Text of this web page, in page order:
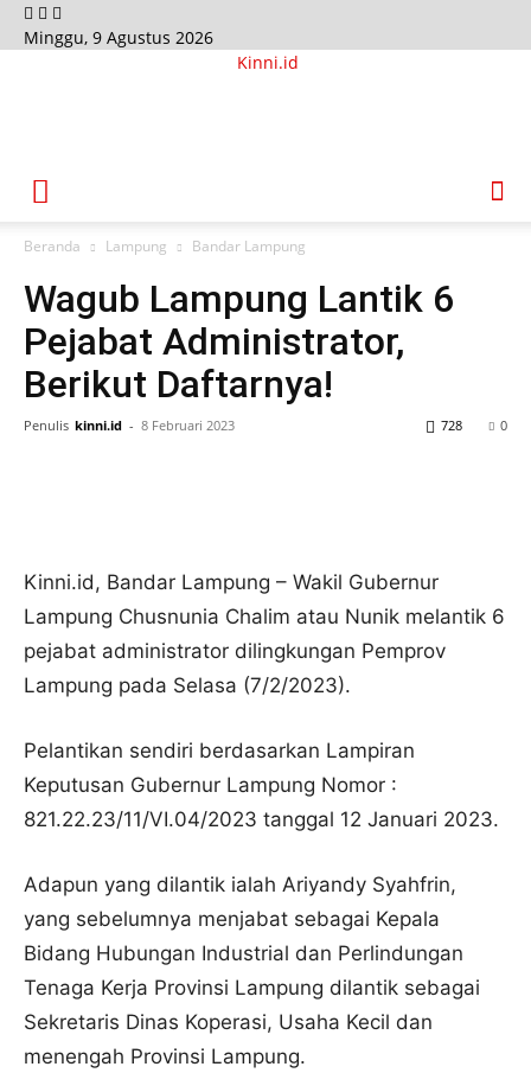
Minggu, 9 Agustus 2026
Kinni.id
Beranda Lampung Bandar Lampung
Wagub Lampung Lantik 6
Pejabat Administrator,
Berikut Daftarnya!
Penulis kinni.id - 8 Februari 2023 0
728
Kinni.id, Bandar Lampung – Wakil Gubernur
Lampung Chusnunia Chalim atau Nunik melantik 6
pejabat administrator dilingkungan Pemprov
Lampung pada Selasa (7/2/2023).
Pelantikan sendiri berdasarkan Lampiran
Keputusan Gubernur Lampung Nomor :
821.22.23/11/VI.04/2023 tanggal 12 Januari 2023.
Adapun yang dilantik ialah Ariyandy Syahfrin,
yang sebelumnya menjabat sebagai Kepala
Bidang Hubungan Industrial dan Perlindungan
Tenaga Kerja Provinsi Lampung dilantik sebagai
Sekretaris Dinas Koperasi, Usaha Kecil dan
menengah Provinsi Lampung.